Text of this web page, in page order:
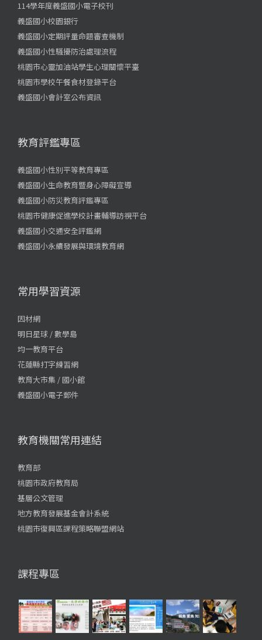
114學年度義盛國小電子校刊
義盛國小校園銀行
義盛國小定期評量命題審查機制
義盛國小性騷擾防治處理流程
桃園市心靈加油站學生心理關懷平臺
桃園市學校午餐食材登錄平台
義盛國小會計室公布資訊
教育評鑑專區
義盛國小性別平等教育專區
義盛國小生命教育暨身心障礙宣導
義盛國小防災教育評鑑專區
桃園市健康促進學校計畫輔導訪視平台
義盛國小交通安全評鑑網
義盛國小永續發展與環境教育網
常用學習資源
因材網
明日星球 / 數學島
均一教育平台
花蓮縣打字練習網
教育大市集 / 國小館
義盛國小電子郵件
教育機關常用連結
教育部
桃園市政府教育局
基層公文管理
地方教育發展基金會計系統
桃園市復興區課程策略聯盟網站
課程專區